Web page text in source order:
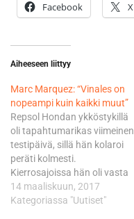
Facebook X
Aiheeseen liittyy
Marc Marquez: “Vinales on
nopeampi kuin kaikki muut”
Repsol Hondan ykköstykillä
oli tapahtumarikas viimeinen
testipäivä, sillä hän kolaroi
peräti kolmesti.
Kierrosajoissa hän oli vasta
kymmenenneksi nopein.
"Olen tyytyväinen siihen, että
14 maaliskuun, 2017
Kategoriassa "Uutiset"